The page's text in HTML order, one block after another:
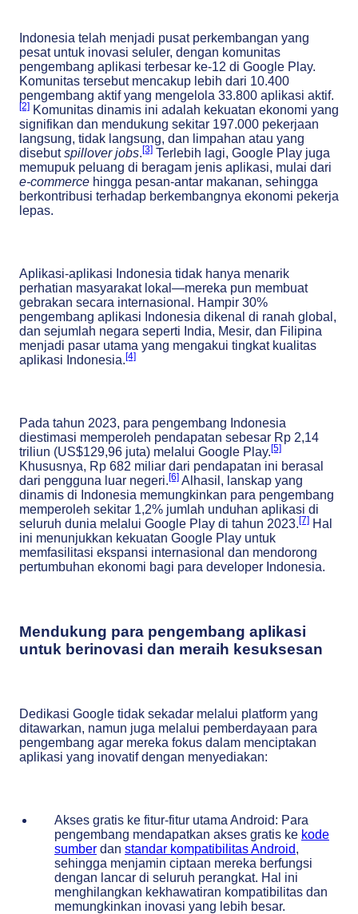
Indonesia telah menjadi pusat perkembangan yang
pesat untuk inovasi seluler, dengan komunitas
pengembang aplikasi terbesar ke-12 di Google Play.
Komunitas tersebut mencakup lebih dari 10.400
pengembang aktif yang mengelola 33.800 aplikasi aktif.
[2] Komunitas dinamis ini adalah kekuatan ekonomi yang
signifikan dan mendukung sekitar 197.000 pekerjaan
langsung, tidak langsung, dan limpahan atau yang
disebutspillover jobs.[3] Terlebih lagi, Google Play juga
memupuk peluang di beragam jenis aplikasi, mulai dari
e-commerce hingga pesan-antar makanan, sehingga
berkontribusi terhadap berkembangnya ekonomi pekerja
lepas.
Aplikasi-aplikasi Indonesia tidak hanya menarik
perhatian masyarakat lokal—mereka pun membuat
gebrakan secara internasional. Hampir 30%
pengembang aplikasi Indonesia dikenal di ranah global,
dan sejumlah negara seperti India, Mesir, dan Filipina
menjadi pasar utama yang mengakui tingkat kualitas
aplikasi Indonesia.[4]
Pada tahun 2023, para pengembang Indonesia
diestimasi memperoleh pendapatan sebesar Rp 2,14
triliun (US$129,96 juta) melalui Google Play.[5]
Khususnya, Rp 682 miliar dari pendapatan ini berasal
dari pengguna luar negeri.[6] Alhasil, lanskap yang
dinamis di Indonesia memungkinkan para pengembang
memperoleh sekitar 1,2% jumlah unduhan aplikasi di
seluruh dunia melalui Google Play di tahun 2023.[7] Hal
ini menunjukkan kekuatan Google Play untuk
memfasilitasi ekspansi internasional dan mendorong
pertumbuhan ekonomi bagi para developer Indonesia.
Mendukung para pengembang aplikasi
untuk berinovasi dan meraih kesuksesan
Dedikasi Google tidak sekadar melalui platform yang
ditawarkan, namun juga melalui pemberdayaan para
pengembang agar mereka fokus dalam menciptakan
aplikasi yang inovatif dengan menyediakan:
Akses gratis ke fitur-fitur utama Android: Para
pengembang mendapatkan akses gratis ke kode
sumber dan standar kompatibilitas Android,
sehingga menjamin ciptaan mereka berfungsi
dengan lancar di seluruh perangkat. Hal ini
menghilangkan kekhawatiran kompatibilitas dan
memungkinkan inovasi yang lebih besar.